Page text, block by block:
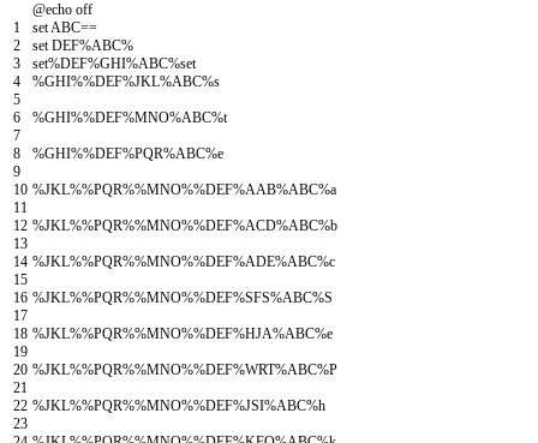
1
2
3
4
5
6
7
8
9
10
11
12
13
14
15
16
17
18
19
20
21
22
23
@echo off
setABC==
set DEF%ABC%
set%DEF%GHI%ABC%set
%GHI%%DEF%JKL%ABC%s
%GHI%%DEF%MNO%ABC%t
%GHI%%DEF%PQR%ABC%e
%JKL%%PQR%%MNO%%DEF%AAB%ABC%a
%JKL%%PQR%%MNO%%DEF%ACD%ABC%b
%JKL%%PQR%%MNO%%DEF%ADE%ABC%c
%JKL%%PQR%%MNO%%DEF%SFS%ABC%S
%JKL%%PQR%%MNO%%DEF%HJA%ABC%e
%JKL%%PQR%%MNO%%DEF%WRT%ABC%P
%JKL%%PQR%%MNO%%DEF%JSI%ABC%h